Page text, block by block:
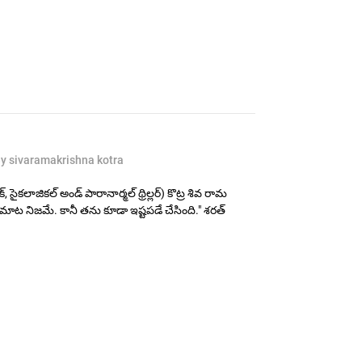
sivaramakrishna kotra
సైకలాజికల్ అండ్ పారానార్మల్ థ్రిల్లర్) కొట్ర శివ రామ
నిజమే. కానీ తను కూడా ఇష్టపడే చేసింది." శరత్